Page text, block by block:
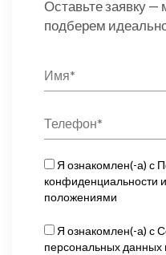
Оставьте заявку
подберем
Я ознакомлен(-а) с
конфиденциальности
положениями
Я ознакомлен(-а) с
персональных данных